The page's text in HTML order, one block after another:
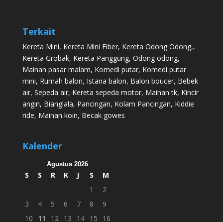
Terkait
Kereta Mini, Kereta Mini Fiber, Kereta Odong Odong,,
Kereta Grobak, Kereta Panggung, Odong odong,
Mainan pasar malam, Komedi putar, Komedi putar
mini, Rumah balon, Istana balon, Balon boucer, Bebek
air, Sepeda air, Kereta sepeda motor, Mainan tk, Kincir
angin, Bianglala, Pancingan, Kolam Pancingan, Kiddie
ride, Mainan koin, Becak gowes
Kalender
Agustus 2026
S S R K J S
M
1
2
3
4 5 6 7 8
9
10
11 12 13 14 15 16